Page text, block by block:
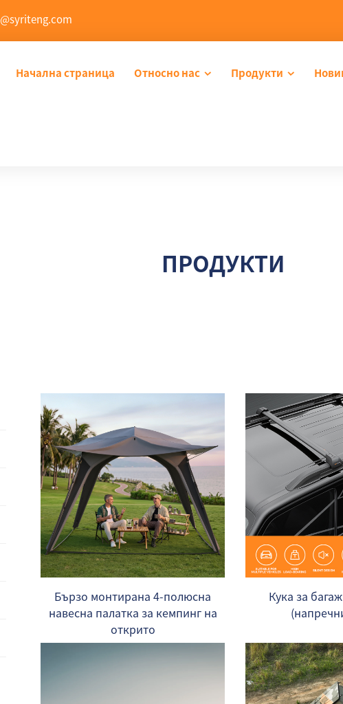
Начална страница Относно нас Продукти
ПРОДУКТИ
Бързо монтирана 4-полюсна
навесна палатка за кемпинг на
открито
Кука за